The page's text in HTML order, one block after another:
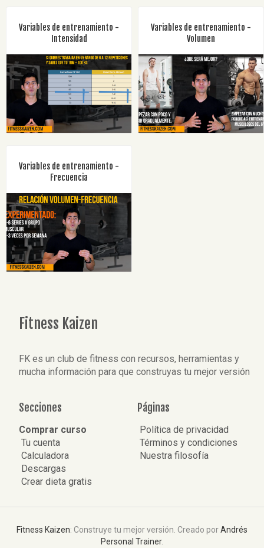
Variables de entrenamiento -
Intensidad
Variables de entrenamiento -
Volumen
Variables de entrenamiento -
Frecuencia
Fitness Kaizen
FK es un club de fitness con recursos, herramientas y
mucha información para que construyas tu mejor versión
Secciones
Comprar curso
Tu cuenta
Calculadora
Descargas
Crear dieta gratis
Páginas
Política de privacidad
Términos y condiciones
Nuestra filosofía
Fitness Kaizen: Construye tu mejor versión. Creado porAndrés
Personal Trainer.